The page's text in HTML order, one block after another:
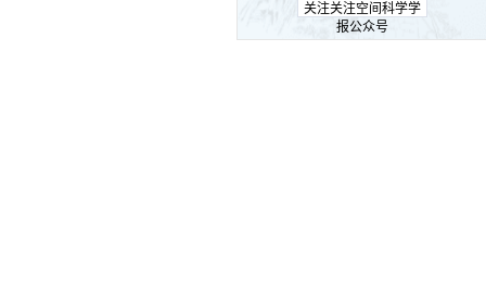
关注关注空间科学学
报公众号